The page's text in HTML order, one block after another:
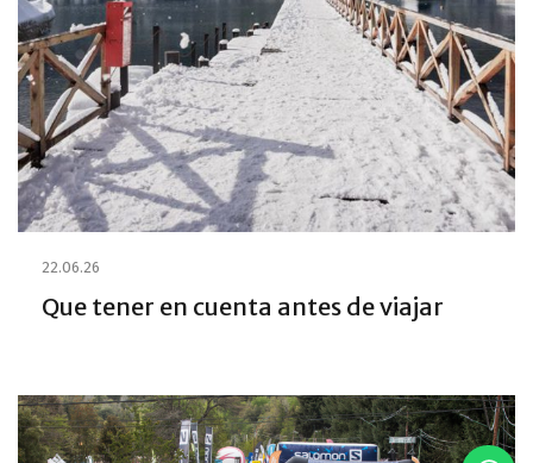
22.06.26
Que tener en cuenta antes de viajar